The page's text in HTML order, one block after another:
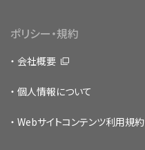
ポリシー・規約
会社概要
個人情報について
Webサイトコンテンツ利用規約